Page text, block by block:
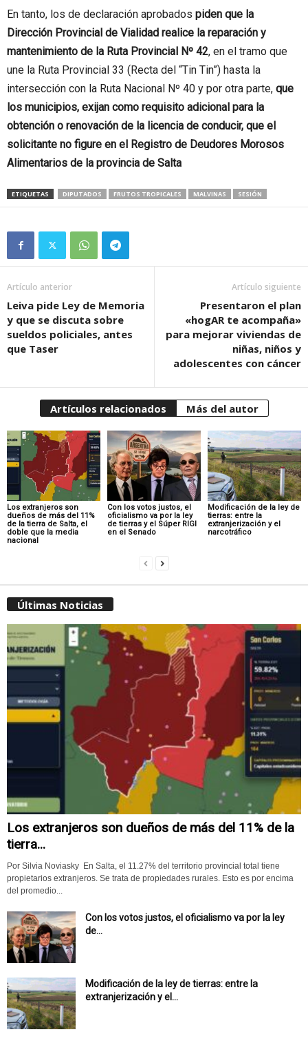
En tanto, los de declaración aprobados piden que la
Dirección Provincial de Vialidad realice la reparación y
mantenimiento de la Ruta Provincial Nº 42, en el tramo que
une la Ruta Provincial 33 (Recta del “Tin Tin”) hasta la
intersección con la Ruta Nacional Nº 40 y por otra parte, que
los municipios, exijan como requisito adicional para la
obtención o renovación de la licencia de conducir, que el
solicitante no figure en el Registro de Deudores Morosos
Alimentarios de la provincia de Salta
ETIQUETAS DIPUTADOS FRUTOS TROPICALES MALVINAS SESIÓN
Artículo anterior
Leiva pide Ley de Memoria
y que se discuta sobre
sueldos policiales, antes
que Taser
Artículo siguiente
Presentaron el plan
«hogAR te acompaña»
para mejorar viviendas de
niñas, niños y
adolescentes con cáncer
Artículos relacionados Más del autor
Los extranjeros son
dueños de más del 11%
de la tierra de Salta, el
doble que la media
nacional
Con los votos justos, el
oficialismo va por la ley
de tierras y el Súper RIGI
en el Senado
Modificación de la ley de
tierras: entre la
extranjerización y el
narcotráfico
Últimas Noticias
Los extranjeros son dueños de más del 11% de la
tierra...
Por Silvia Noviasky En Salta, el 11.27% del territorio provincial total tiene
propietarios extranjeros. Se trata de propiedades rurales. Esto es por encima
del promedio...
Con los votos justos, el oficialismo va por la ley
de...
Modificación de la ley de tierras: entre la
extranjerización y el...